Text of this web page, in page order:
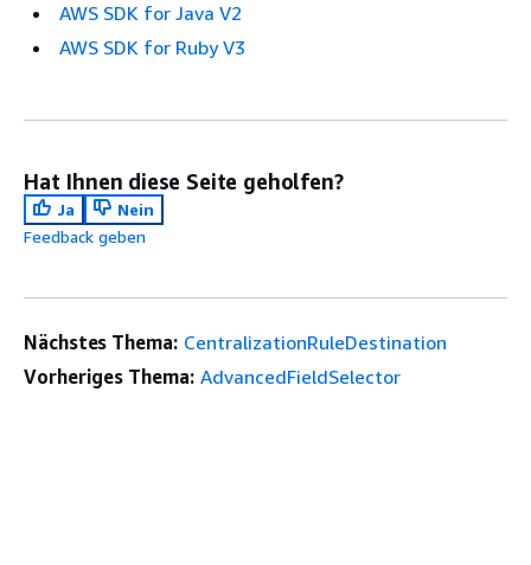
AWS SDK for Java V2
AWS SDK for Ruby V3
Hat Ihnen diese Seite geholfen?
Ja
Nein
Feedback geben
Nächstes Thema: CentralizationRuleDestination
Vorheriges Thema: AdvancedFieldSelector